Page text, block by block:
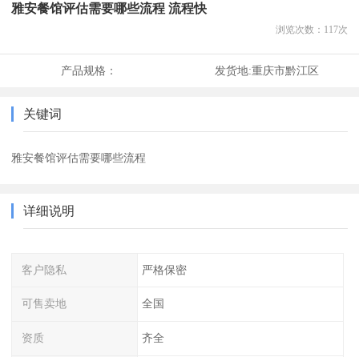
雅安餐馆评估需要哪些流程 流程快
浏览次数： 117次
产品规格： 发货地:重庆市黔江区
关键词
雅安餐馆评估需要哪些流程
详细说明
客户隐私 严格保密
可售卖地 全国
资质 齐全